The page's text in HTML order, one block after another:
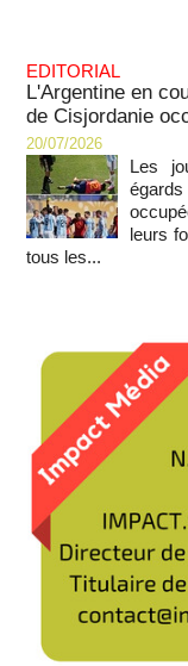
EDITORIAL
L'Argentine en
de Cisjordanie
20/07/2026
Les
leurs
tous les...